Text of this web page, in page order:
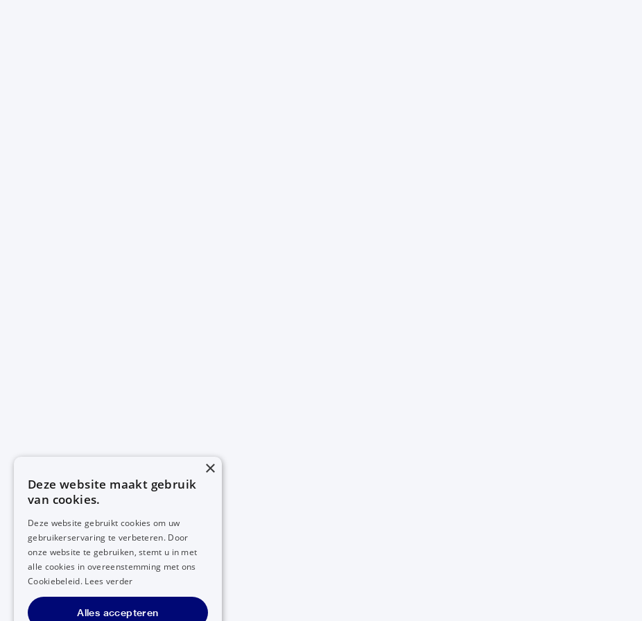
×
Deze website maakt gebruik
van cookies.
Deze website gebruikt cookies om uw
gebruikerservaring te verbeteren. Door
onze website te gebruiken, stemt u in met
alle cookies in overeenstemming met ons
Cookiebeleid. Lees verder
Alles accepteren